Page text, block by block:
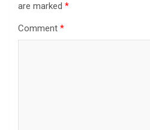
are marked *
Comment *